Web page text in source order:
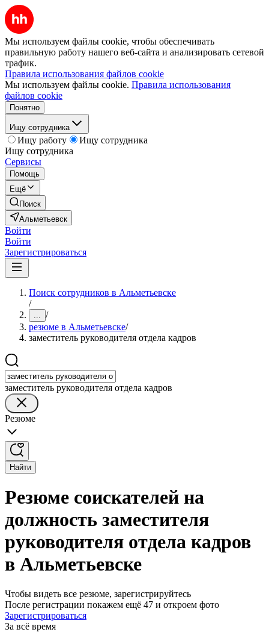
Мы используем файлы cookie, чтобы обеспечивать
правильную работу нашего веб-сайта и анализировать сетевой
трафик.
Правила использования файлов cookie
Мы используем файлы cookie. Правила использования
файлов cookie
Понятно
Ищу сотрудника
Ищу работу
Ищу сотрудника
Ищу сотрудника
Сервисы
Помощь
Ещё
Поиск
Альметьевск
Войти
Войти
Зарегистрироваться
Поиск сотрудников в Альметьевске
/
... /
резюме в Альметьевске/
заместитель руководителя отдела кадров
заместитель руководителя отдела кадров
Резюме
Найти
Резюме соискателей на
должность заместителя
руководителя отдела кадров
в Альметьевске
Чтобы видеть все резюме, зарегистрируйтесь
После регистрации покажем ещё 47 и откроем фото
Зарегистрироваться
За всё время